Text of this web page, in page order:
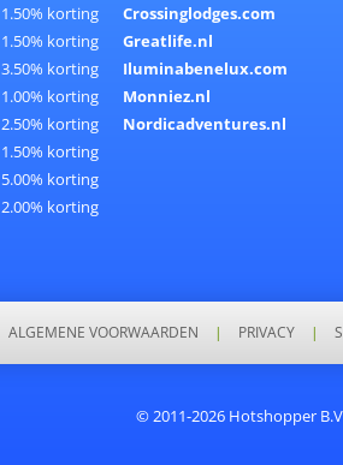
1.50% korting
1.50% korting
3.50% korting
1.00% korting
2.50% korting
1.50% korting
5.00% korting
2.00% korting
Crossinglodges.com
Greatlife.nl
Iluminabenelux.com
Monniez.nl
Nordicadventures.nl
ALGEMENE VOORWAARDEN | PRIVACY |
© 2011-2026 Hotshopper